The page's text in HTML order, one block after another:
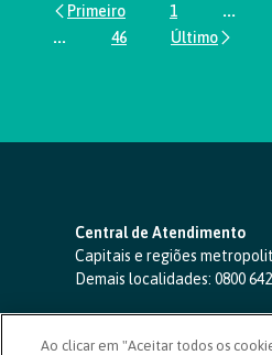
Página
1 ...
...Páginas intermediárias Usar
Página
46
Central de Atendimento
Capitais e regiões
Demais localidades: 0800
SAC 24 horas-0800 724 4420
Ao clicar em "Aceitar todos os